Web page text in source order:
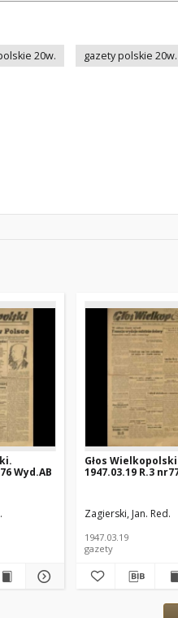
20w.
gazety polskie 20w.
Wyd.AB
Głos
1947.03.19 R.3
Zagierski, Jan. Red.
1947.03.19
gazety